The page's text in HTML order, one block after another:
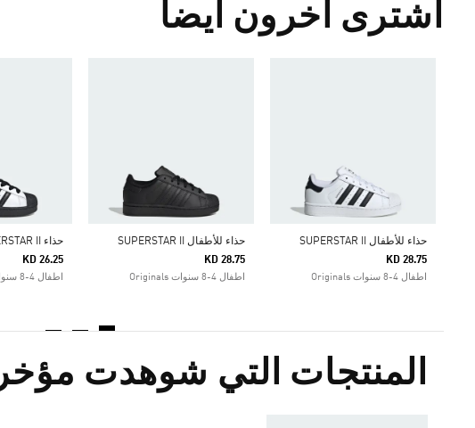
اشترى آخرون أيضا
حذاء للأطفال SUPERSTAR II
KD 28.75
اطفال 4-8 سنوات Originals
حذاء للأطفال SUPERSTAR II
KD 28.75
اطفال 4-8 سنوات Originals
حذاء SUPERSTAR II
KD 26.25
اطفال 4-8 سنوات Originals
المنتجات التي شوهدت